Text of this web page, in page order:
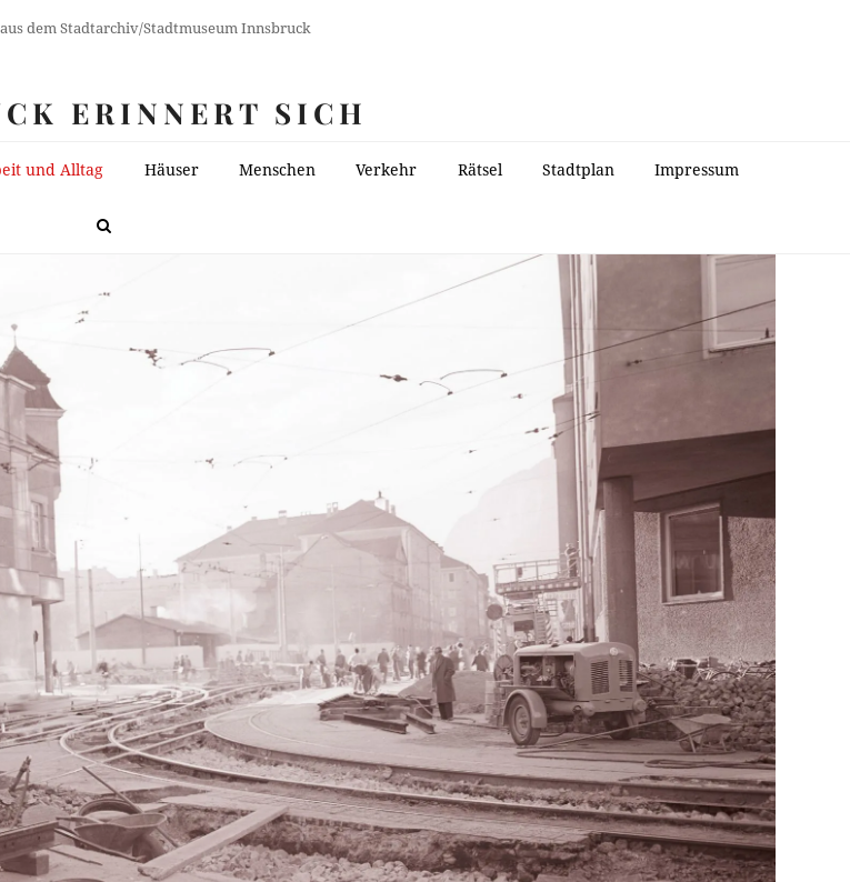
dem Stadtarchiv/Stadtmuseum Innsbruck
ERINNERT SICH
und Alltag Häuser Menschen Verkehr Rätsel Stadtplan Impressum